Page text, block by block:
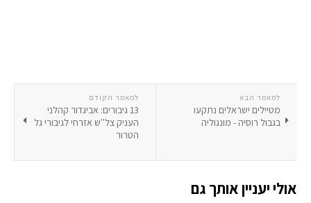
למאמר הקודם
13 גיבורים: אביגדור קהלני
העניק צל''ש אזרחי לגיבורי גל
הטרור
למאמר הבא
מטיילים ישראלים נתקעו
בגבול רוסיה - מונגוליה
אולי יעניין אותך גם